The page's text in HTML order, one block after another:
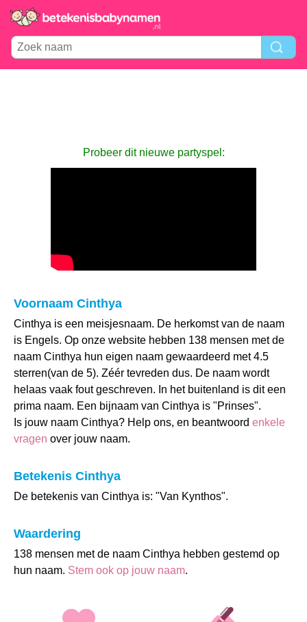
Probeer dit nieuwe partyspel:
Voornaam Cinthya
Cinthya is een meisjesnaam. De herkomst van de naam
is Engels. Op onze website hebben 138 mensen met de
naam Cinthya hun eigen naam gewaardeerd met 4.5
sterren(van de 5). Zéér tevreden dus. De naam wordt
helaas vaak fout geschreven. In het buitenland is dit een
prima naam. Een bijnaam van Cinthya is "Prinses".
Is jouw naam Cinthya? Help ons, en beantwoord enkele
vragen over jouw naam.
Betekenis Cinthya
De betekenis van Cinthya is: "Van Kynthos".
Waardering
138 mensen met de naam Cinthya hebben gestemd op
hun naam. Stem ook op jouw naam.